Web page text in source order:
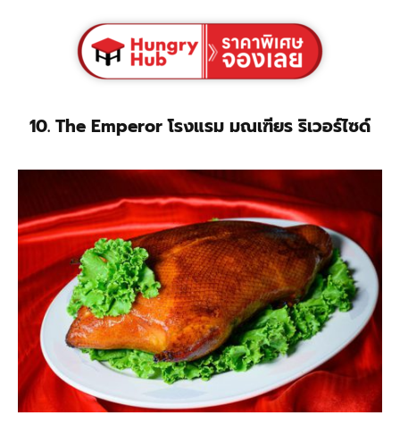
10. The Emperor โรงแรม มณเฑียร ริเวอร์ไซด์